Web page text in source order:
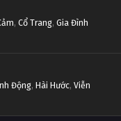
, Cổ Trang, Gia Đình
Động, Hài Hước, Viễn